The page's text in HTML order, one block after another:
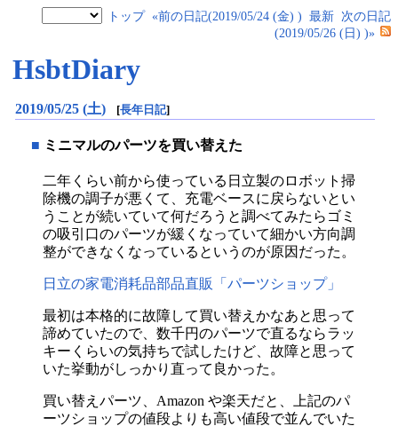
トップ «前の日記(2019/05/24 (金) ) 最新 次の日記
(2019/05/26 (日) )»
HsbtDiary
2019/05/25 (土) [長年日記]
■ ミニマルのパーツを買い替えた
二年くらい前から使っている日立製のロボット掃
除機の調子が悪くて、充電ベースに戻らないとい
うことが続いていて何だろうと調べてみたらゴミ
の吸引口のパーツが緩くなっていて細かい方向調
整ができなくなっているというのが原因だった。
日立の家電消耗品部品直販「パーツショップ」
最初は本格的に故障して買い替えかなあと思って
諦めていたので、数千円のパーツで直るならラッ
キーくらいの気持ちで試したけど、故障と思って
いた挙動がしっかり直って良かった。
買い替えパーツ、Amazon や楽天だと、上記のパ
ーツショップの値段よりも高い値段で並んでいた